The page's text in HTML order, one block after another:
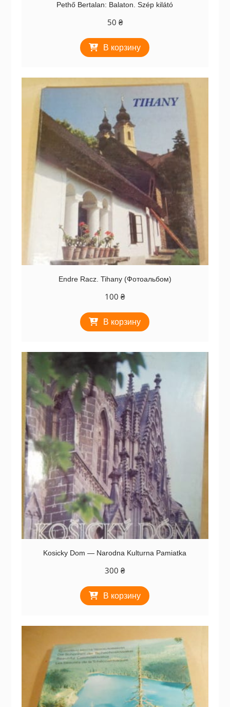
Pethő Bertalan: Balaton. Szép kilátó
50 ₴
В корзину
Endre Racz. Tihany (Фотоальбом)
100₴
В корзину
Kosicky Dom — Narodna Kulturna Pamiatka
300₴
В корзину